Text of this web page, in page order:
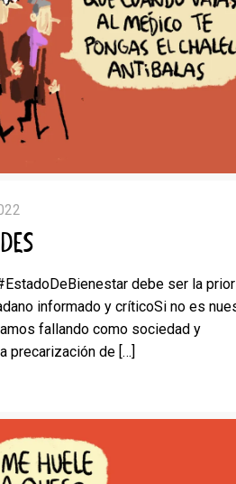
debe ser la
informado y críticoSi no es
fallando como sociedad y
precarización de […]